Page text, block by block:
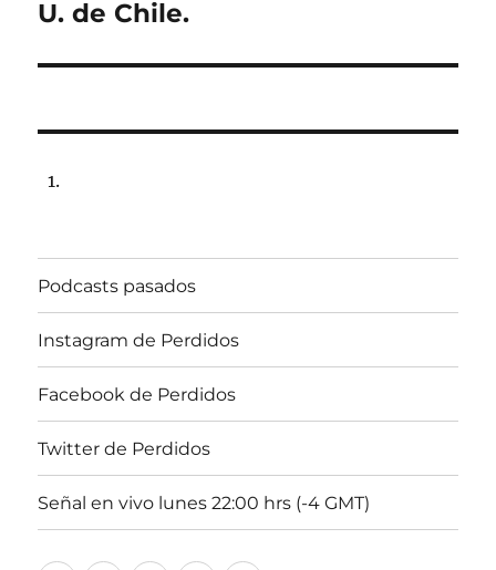
U. de Chile.
Podcasts pasados
Instagram de Perdidos
Facebook de Perdidos
Twitter de Perdidos
Señal en vivo lunes 22:00 hrs (-4 GMT)